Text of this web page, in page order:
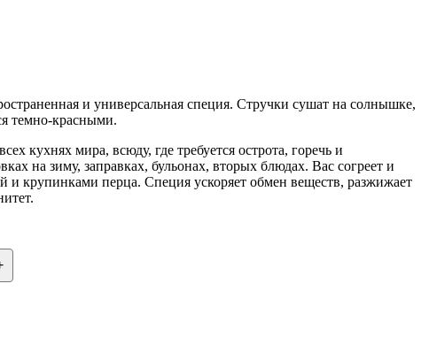
и универсальная специя. Стручки сушат на солнышке,
темно-красными.
кухнях мира, всюду, где требуется острота, горечь и
на зиму, заправках, бульонах, вторых блюдах. Вас согреет и
и крупинками перца. Специя ускоряет обмен веществ, разжижает